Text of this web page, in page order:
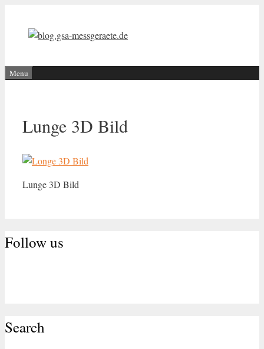
contenu
Menu
Lunge 3D Bild
Lunge 3D Bild
Follow us
Search